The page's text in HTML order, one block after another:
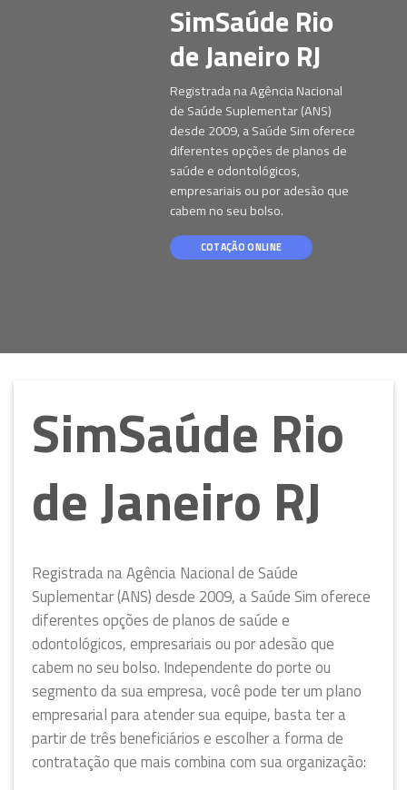
SimSaúde Rio
de Janeiro RJ
Registrada na Agência Nacional
de Saúde Suplementar (ANS)
desde 2009, a Saúde Sim oferece
diferentes opções de planos de
saúde e odontológicos,
empresariais ou por adesão que
cabem no seu bolso.
COTAÇÃO ONLINE
SimSaúde Rio
de Janeiro RJ
Registrada na Agência Nacional de Saúde
Suplementar (ANS) desde 2009, a Saúde Sim oferece
diferentes opções de planos de saúde e
odontológicos, empresariais ou por adesão que
cabem no seu bolso. Independente do porte ou
segmento da sua empresa, você pode ter um plano
empresarial para atender sua equipe, basta ter a
partir de três beneficiários e escolher a forma de
contratação que mais combina com sua organização: